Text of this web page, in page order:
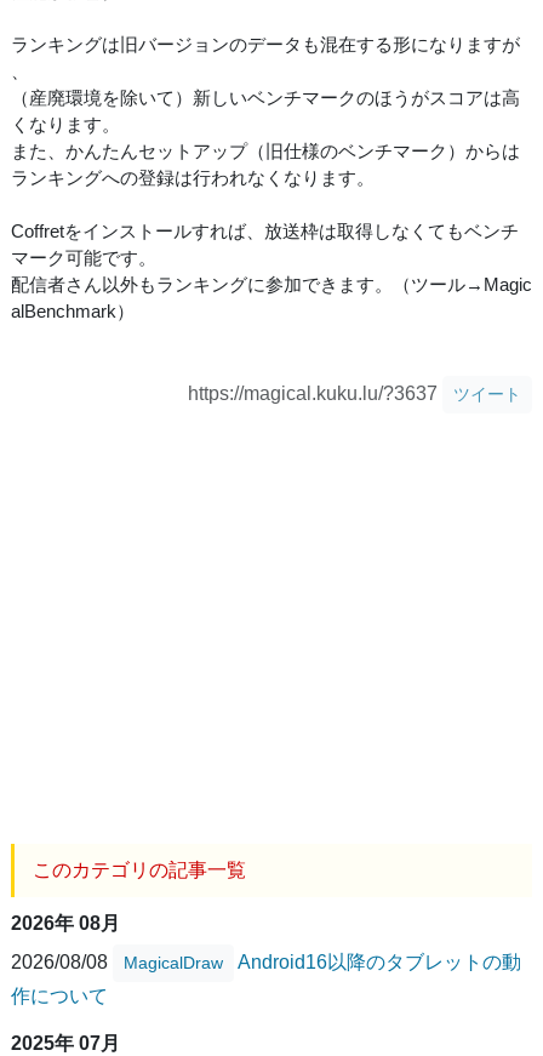
ランキングは旧バージョンのデータも混在する形になりますが
（産廃環境を除いて）新しいベンチマークのほうがスコアは高
くなります。
また、かんたんセットアップ（旧仕様のベンチマーク）からは
ランキングへの登録は行われなくなります。
Coffretをインストールすれば、放送枠は取得しなくてもベンチ
マーク可能です。
配信者さん以外もランキングに参加できます。（ツール→Magic
alBenchmark）
https://magical.kuku.lu/?3637 ツイート
このカテゴリの記事一覧
2026年 08月
2026/08/08
MagicalDraw
Android16以降のタブレットの動
作について
2025年 07月